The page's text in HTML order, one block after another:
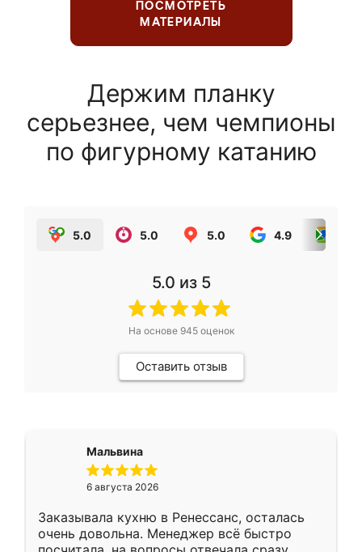
ПОСМОТРЕТЬ
МАТЕРИАЛЫ
Держим планку
серьезнее, чем чемпионы
по фигурному катанию
5.0 5.0 5.0 4.9
5.0 из 5
На основе 945оценок
Оставить отзыв
Мальвина
6 августа 2026
Заказывала кухню в Ренессанс, осталась
очень довольна. Менеджер всё быстро